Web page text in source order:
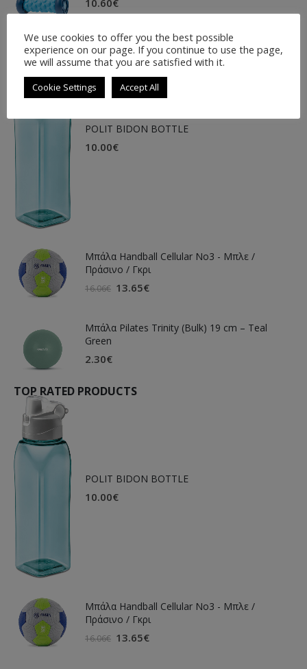
10.60€
LATEST PRODUCTS
POLIT BIDON BOTTLE
10.00€
Μπάλα Handball Cellular Νο3 - Μπλε /
Πράσινο / Γκρι
16.06€ 13.65€
Μπάλα Pilates Trinity (Bulk) 19 cm – Teal
Green
2.30€
TOP RATED PRODUCTS
POLIT BIDON BOTTLE
10.00€
Μπάλα Handball Cellular Νο3 - Μπλε /
Πράσινο / Γκρι
16.06€ 13.65€
We use cookies to offer you the best possible
experience on our page. If you continue to use the page,
we will assume that you are satisfied with it.
Cookie Settings Accept All